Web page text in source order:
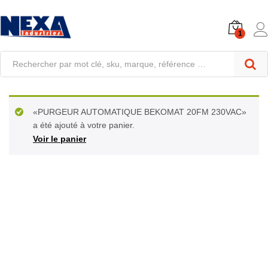
1
«PURGEUR AUTOMATIQUE BEKOMAT 20FM 230VAC»
a été ajouté à votre panier.
Voir le panier